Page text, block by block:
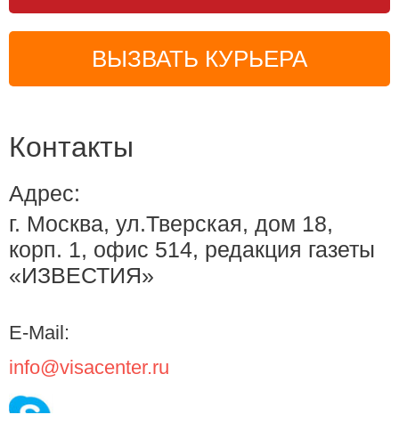
ВЫЗВАТЬ КУРЬЕРА
Контакты
Адрес:
г. Москва, ул.Тверская, дом 18,
корп. 1, офис 514, редакция газеты
«ИЗВЕСТИЯ»
E-Mail:
info@visacenter.ru